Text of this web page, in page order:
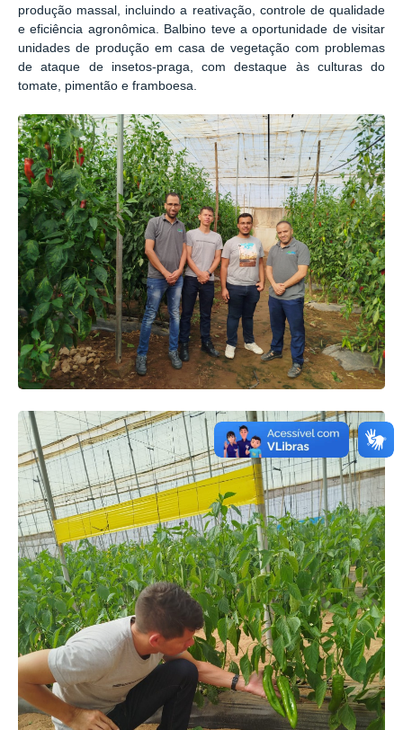
produção massal, incluindo a reativação, controle de qualidade
e eficiência agronômica. Balbino teve a oportunidade de visitar
unidades de produção em casa de vegetação com problemas
de ataque de insetos-praga, com destaque às culturas do
tomate, pimentão e framboesa.